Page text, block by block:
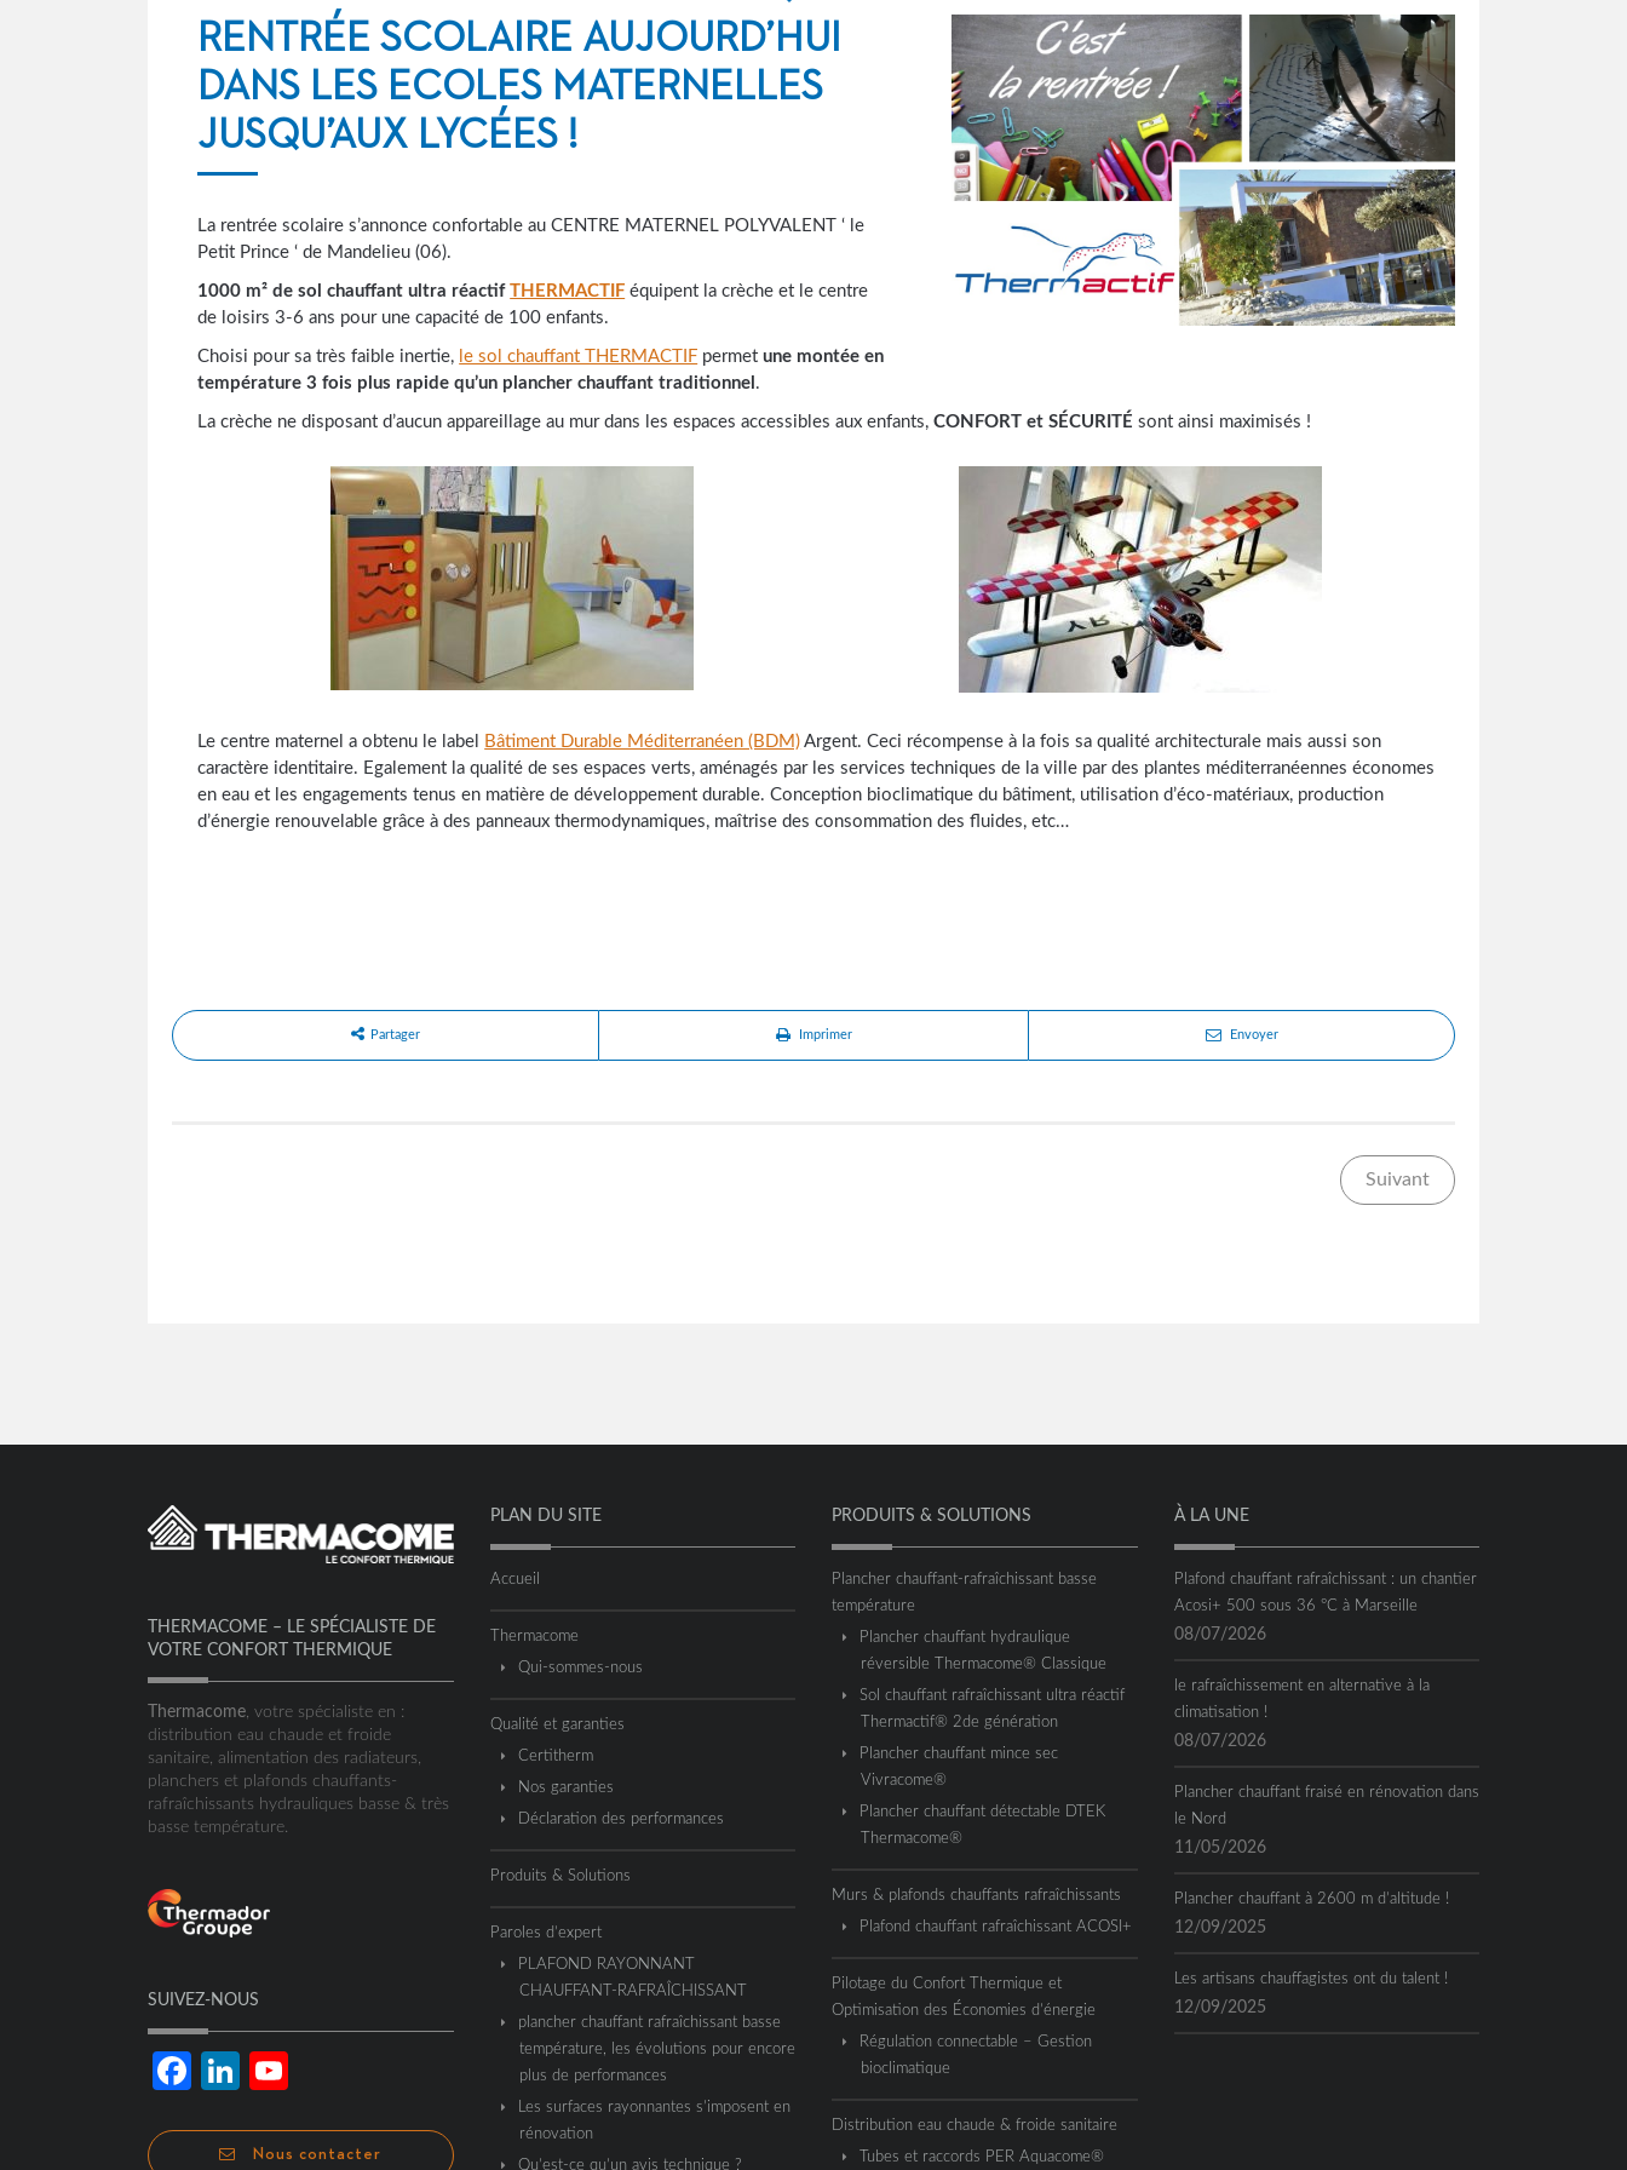
RENTRÉE SCOLAIRE AUJOURD’HUI
DANS LES ECOLES MATERNELLES
JUSQU’AUX LYCÉES !
La rentrée scolaire s’annonce confortable au CENTRE MATERNEL POLYVALENT ‘ le
Petit Prince ‘ de Mandelieu (06).
1000 m² de sol chauffant ultra réactifTHERMACTIF équipent la crèche et le centre
de loisirs 3-6 ans pour une capacité de 100 enfants.
Choisi pour sa très faible inertie, le sol chauffant THERMACTIF permetune montée en
température 3 fois plus rapide qu’un plancher chauffant traditionnel .
La crèche ne disposant d’aucun appareillage au mur dans les espaces accessibles aux enfants,CONFORT et SÉCURITÉ sont ainsi maximisés !
Le centre maternel a obtenu le label Bâtiment Durable Méditerranéen (BDM) Argent. Ceci récompense à la fois sa qualité architecturale mais aussi son
caractère identitaire. Egalement la qualité de ses espaces verts, aménagés par les services techniques de la ville par des plantes méditerranéennes économes
en eau et les engagements tenus en matière de développement durable. Conception bioclimatique du bâtiment, utilisation d’éco-matériaux, production
d’énergie renouvelable grâce à des panneaux thermodynamiques, maîtrise des consommation des fluides, etc…
Partager Imprimer Envoyer
Suivant
THERMACOME – LE SPÉCIALISTE DE
VOTRE CONFORT THERMIQUE
Thermacome , votre spécialiste en :
distribution eau chaude et froide
sanitaire, alimentation des radiateurs,
planchers et plafonds chauffants-
rafraîchissants hydrauliques basse & très
basse température.
SUIVEZ-NOUS
FacebookLinkedIn
Nous contacter
PLAN DU SITE
Accueil
Thermacome
Qui-sommes-nous
Qualité et garanties
Certitherm
Nos garanties
Déclaration des performances
Produits & Solutions
Paroles d’expert
PLAFOND RAYONNANT
CHAUFFANT-RAFRAÎCHISSANT
plancher chauffant rafraîchissant basse
température, les évolutions pour encore
plus de performances
Les surfaces rayonnantes s’imposent en
rénovation
Qu’est-ce qu’un avis technique ?
PRODUITS & SOLUTIONS
Plancher chauffant-rafraîchissant basse
température
Plancher chauffant hydraulique
réversible Thermacome® Classique
Sol chauffant rafraîchissant ultra réactif
Thermactif® 2de génération
Plancher chauffant mince sec
Vivracome®
Plancher chauffant détectable DTEK
Thermacome®
Murs & plafonds chauffants rafraîchissants
Plafond chauffant rafraîchissant ACOSI+
Pilotage du Confort Thermique et
Optimisation des Économies d’énergie
Régulation connectable – Gestion
bioclimatique
Distribution eau chaude & froide sanitaire
Tubes et raccords PER Aquacome®
À LA UNE
Plafond chauffant rafraîchissant : un chantier
Acosi+ 500 sous 36 °C à Marseille
08/07/2026
le rafraîchissement en alternative à la
climatisation !
08/07/2026
Plancher chauffant fraisé en rénovation dans
le Nord
11/05/2026
Plancher chauffant à 2600 m d’altitude !
12/09/2025
Les artisans chauffagistes ont du talent !
12/09/2025